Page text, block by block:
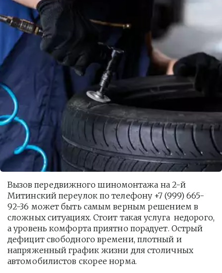
Вызов передвижного шиномонтажа на 2-й
Митинский переулок по телефону +7 (999) 665-
92-36 может быть самым верным решением в
сложных ситуациях. Стоит такая услуга  недорого,
а уровень комфорта приятно порадует. Острый
дефицит свободного времени, плотный и
напряженный график жизни для столичных
автомобилистов скорее норма.